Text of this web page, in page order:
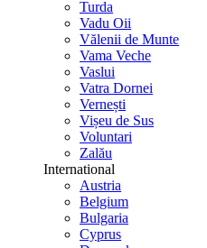
Turda
Vadu Oii
Vălenii de Munte
Vama Veche
Vaslui
Vatra Dornei
Vernești
Vișeu de Sus
Voluntari
Zalău
International
Austria
Belgium
Bulgaria
Cyprus